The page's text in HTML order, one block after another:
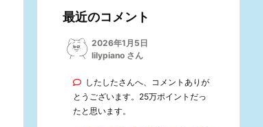
最近のコメント
2026年1月5日
lilypiano さん
したしたさんへ、コメントありが
とうございます。25万ポイントだっ
たと思います。